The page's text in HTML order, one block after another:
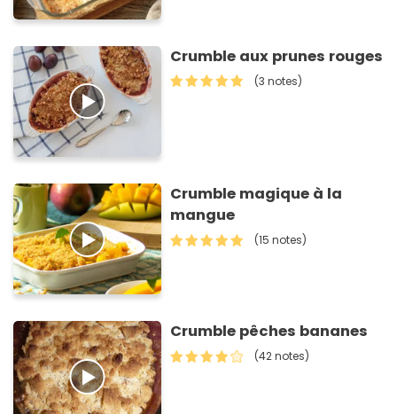
Crumble aux prunes rouges
(3 notes)
Crumble magique à la
mangue
(15 notes)
Crumble pêches bananes
(42 notes)